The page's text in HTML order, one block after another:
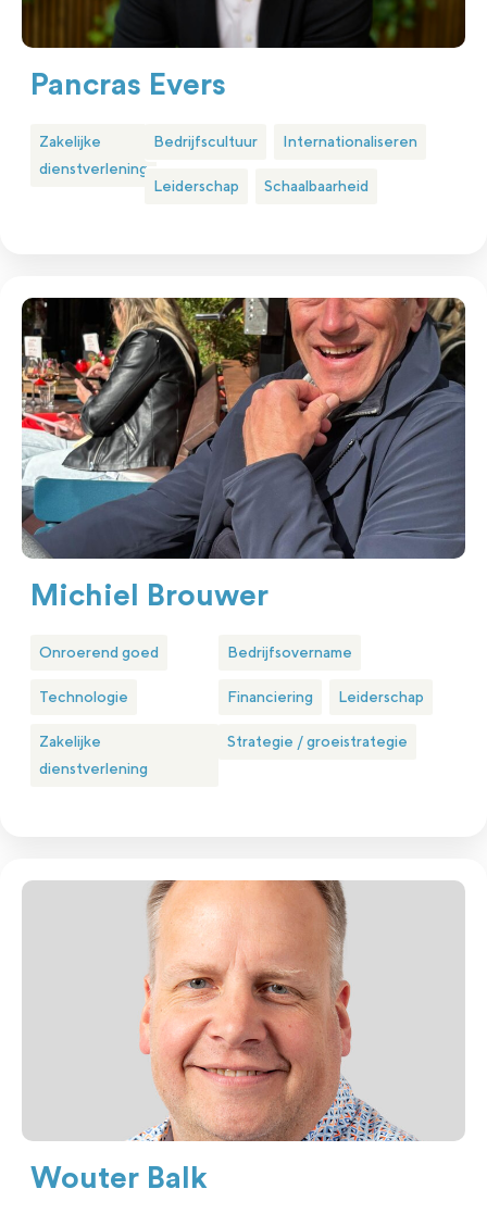
Pancras Evers
Zakelijke
dienstverlening
Bedrijfscultuur Internationaliseren
Leiderschap Schaalbaarheid
Michiel Brouwer
Onroerend goed
Technologie
Zakelijke
dienstverlening
Bedrijfsovername
Financiering Leiderschap
Strategie / groeistrategie
Wouter Balk